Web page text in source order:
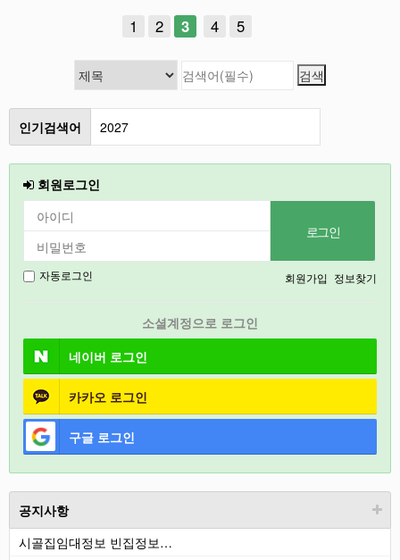
1 2 3 4 5
인기검색어
2027
2026
인천
강릉
철원
회원로그인
자동로그인 회원가입 정보찾기
소셜계정으로 로그인
네이버 로그인
카카오 로그인
구글 로그인
공지사항
시골집임대정보 빈집정보…